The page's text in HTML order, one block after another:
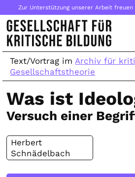
Zur Unterstützung unserer Arbeit
Text/Vortrag imArchiv für
Gesellschaftstheorie
Was ist
Versuch einer
Herbert
Schnädelbach